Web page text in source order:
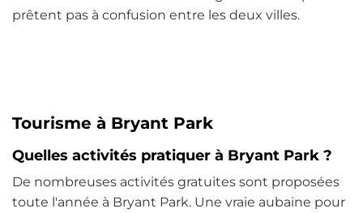
prêtent pas à confusion entre les deux villes.
Tourisme à Bryant Park
Quelles activités pratiquer à Bryant Park ?
De nombreuses activités gratuites sont proposées
toute l'année à Bryant Park. Une vraie aubaine pour